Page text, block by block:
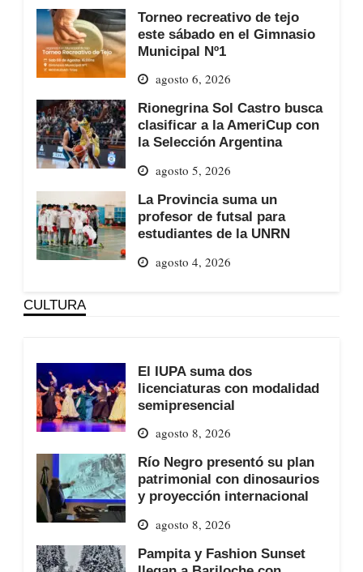
Torneo recreativo de tejo
este sábado en el Gimnasio
Municipal Nº1
agosto 6, 2026
Rionegrina Sol Castro busca
clasificar a la AmeriCup con
la Selección Argentina
agosto 5, 2026
La Provincia suma un
profesor de futsal para
estudiantes de la UNRN
agosto 4, 2026
CULTURA
El IUPA suma dos
licenciaturas con modalidad
semipresencial
agosto 8, 2026
Río Negro presentó su plan
patrimonial con dinosaurios
y proyección internacional
agosto 8, 2026
Pampita y Fashion Sunset